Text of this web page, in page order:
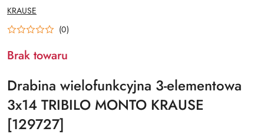
NAZWA
PRODUCENTA:
KRAUSE
(0)
Brak towaru
Drabina wielofunkcyjna 3-elementowa
3x14 TRIBILO MONTO KRAUSE
[129727]